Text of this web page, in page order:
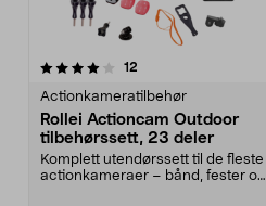
12
Actionkameratilbehør
Rollei Actioncam Outdoor
tilbehørssett, 23 deler
Komplett utendørssett til de fleste
actionkameraer – bånd, fester og
4.5 av 5 stjerner